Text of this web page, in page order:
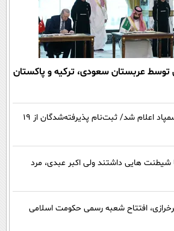
توسط عربستان سعودی، ترکیه و پاکستان
نتایج آزمون مدارس سمپاد اعلام شد/ ثبت‌نام پذیرفته‌شدگان از ۱۹
شیطنت هایی داشتند ولی اکبر عبدی، مرد
افتتاح شعبه رسمی حکومت اسلامی